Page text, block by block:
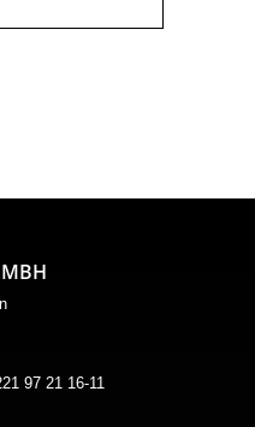
97 21 16-11